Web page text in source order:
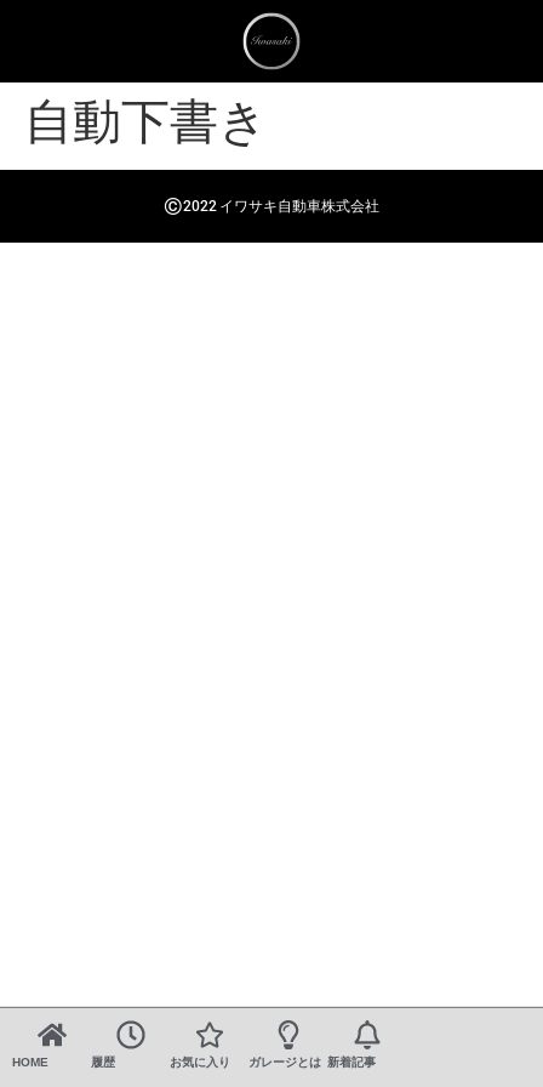
HOME 履歴 お気に入り ガレージとは 新着記事
自動下書き
©2022 イワサキ自動車株式会社